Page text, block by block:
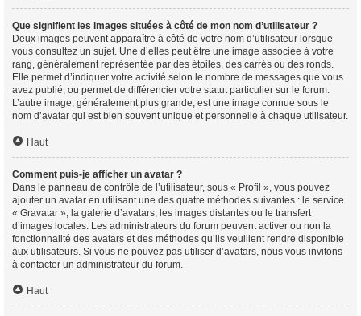
Que signifient les images situées à côté de mon nom d’utilisateur ?
Deux images peuvent apparaître à côté de votre nom d’utilisateur lorsque
vous consultez un sujet. Une d’elles peut être une image associée à votre
rang, généralement représentée par des étoiles, des carrés ou des ronds.
Elle permet d’indiquer votre activité selon le nombre de messages que vous
avez publié, ou permet de différencier votre statut particulier sur le forum.
L’autre image, généralement plus grande, est une image connue sous le
nom d’avatar qui est bien souvent unique et personnelle à chaque utilisateur.
Haut
Comment puis-je afficher un avatar ?
Dans le panneau de contrôle de l’utilisateur, sous « Profil », vous pouvez
ajouter un avatar en utilisant une des quatre méthodes suivantes : le service
« Gravatar », la galerie d’avatars, les images distantes ou le transfert
d’images locales. Les administrateurs du forum peuvent activer ou non la
fonctionnalité des avatars et des méthodes qu’ils veuillent rendre disponible
aux utilisateurs. Si vous ne pouvez pas utiliser d’avatars, nous vous invitons
à contacter un administrateur du forum.
Haut